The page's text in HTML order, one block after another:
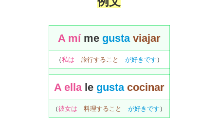
A míme gusta viajar
（私は 旅行すること が好きです ）
A ellale gusta cocinar
（彼女は 料理すること が好きです ）